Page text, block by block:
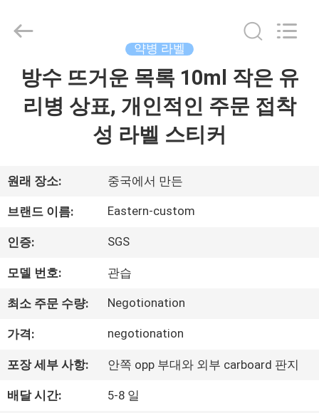
우
리
에
여
공
2017
Industry
약병 라벨
방수 뜨거운 목록 10ml 작은 유
리병 상표, 개인적인 주문 접착
성 라벨 스티커
원래 장소: 중국에서 만든
브랜드 이름: Eastern-custom
인증: SGS
모델 번호: 관습
최소 주문 수량: Negotionation
가격: negotionation
포장 세부 사항: 안쪽 opp 부대와 외부 carboard 판지
배달 시간: 5-8 일